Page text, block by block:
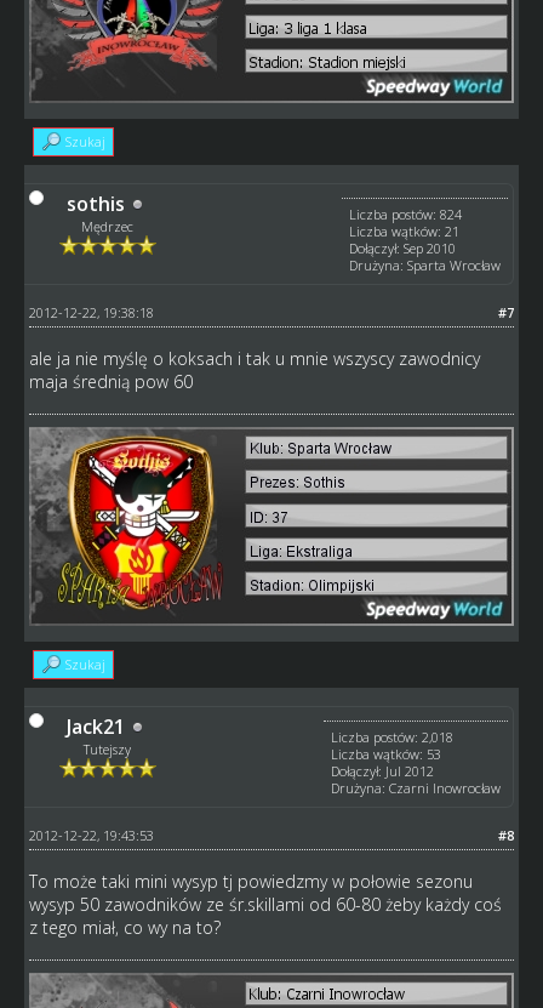
Szukaj
sothis
Mędrzec
Liczba postów: 824
Liczba wątków: 21
Dołączył: Sep 2010
Drużyna: Sparta Wrocław
#7
2012-12-22, 19:38:18
ale ja nie myślę o koksach i tak u mnie wszyscy zawodnicy
maja średnią pow 60
Szukaj
Jack21
Tutejszy
Liczba postów: 2,018
Liczba wątków: 53
Dołączył: Jul 2012
Drużyna: Czarni Inowrocław
#8
2012-12-22, 19:43:53
To może taki mini wysyp tj powiedzmy w połowie sezonu
wysyp 50 zawodników ze śr.skillami od 60-80 żeby każdy coś
z tego miał, co wy na to?